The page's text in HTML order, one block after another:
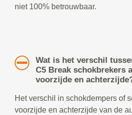
niet 100% betrouwbaar.
Wat is het verschil
C5 Break schokbrekers
voorzijde en
Het verschil in schokdempers of
voorzijde en achterzijde van de